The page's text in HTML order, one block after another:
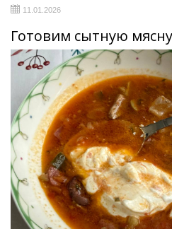
11.01.2026
Готовим сытную